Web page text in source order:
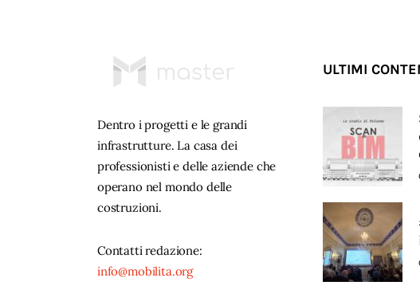
Dentro i progetti e le grandi
infrastrutture. La casa dei
professionisti e delle aziende che
operano nel mondo delle
costruzioni.
Contatti redazione:
info@mobilita.org
ULTIMI